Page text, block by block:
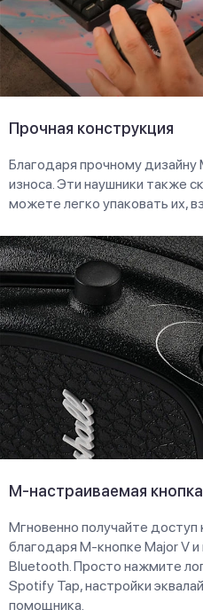
Прочная конструкция
Благодаря прочному дизайну
износа. Эти наушники также
можете легко упаковать их,
M-настраиваемая кнопка
Мгновенно получайте
благодаря M-кнопке Major V
Bluetooth. Просто нажмите
Spotify Tap, настройки
помощника.